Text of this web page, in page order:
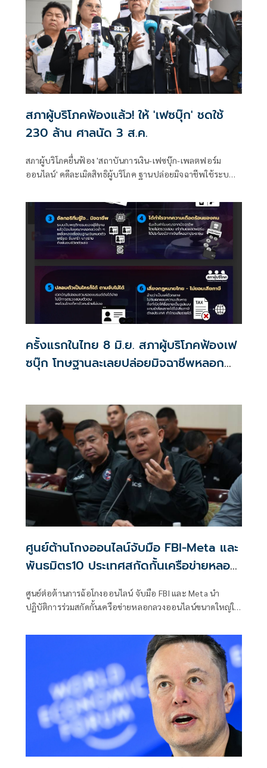
สภาผู้บริโภคฟ้องแล้ว! ให้ 'เฟซบุ๊ก' ชดใช้
230 ล้าน ศาลนัด 3 ส.ค.
สภาผู้บริโภคยื่นฟ้อง 'สถาบันการเงิน-เฟซบุ๊ก-เพลตฟอร์ม
ออนไลน์' คดีละเมิดสิทธิผู้บริโภค ฐานปล่อยมิจฉาชีพใช้ระบบ
พร้อม 3 ส.ค.
ครั้งแรกในไทย 8 มิ.ย. สภาผู้บริโภคฟ้องเฟ
ซบุ๊ก โทษฐานละเลยปล่อยมิจฉาชีพหลอก
ศูนย์ต้านโกงออนไลน์จับมือ FBI-Meta และ
พันธมิตร10 ประเทศสกัดกั้นเครือข่ายหลอก
ศูนย์ต่อต้านการฉ้อโกงออนไลน์ จับมือ FBI และ Meta นำ
ปฏิบัติการร่วมสกัดกั้นเครือข่ายหลอกลวงออนไลน์ขนาดใหญ่ใน
กฎหมายจาก 10 ประเทศทั่วโลก